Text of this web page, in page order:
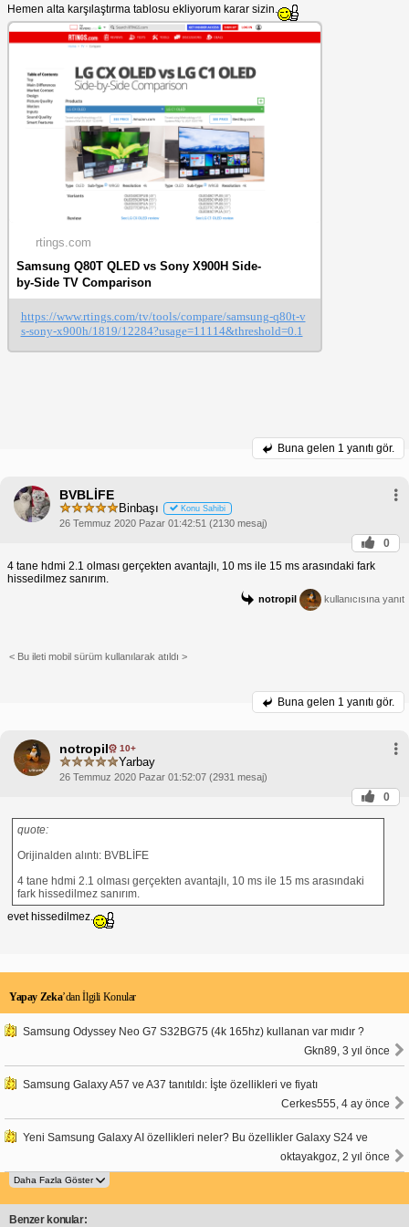
Hemen alta karşılaştırma tablosu ekliyorum karar sizin.
rtings.com
Samsung Q80T QLED vs Sony X900H Side-
by-Side TV Comparison
https://www.rtings.com/tv/tools/compare/samsung-q80t-v
s-sony-x900h/1819/12284?usage=11114&threshold=0.1
Buna gelen 1 yanıtı gör.
BVBLİFE
Binbaşı Konu Sahibi
26 Temmuz 2020 Pazar 01:42:51 (2130 mesaj)
0
4 tane hdmi 2.1 olması gerçekten avantajlı, 10 ms ile 15 ms arasındaki fark
hissedilmez sanırım.
notropil kullanıcısına yanıt
< Bu ileti mobil sürüm kullanılarak atıldı >
Buna gelen 1 yanıtı gör.
notropil 10+
Yarbay
26 Temmuz 2020 Pazar 01:52:07 (2931 mesaj)
0
quote:
Orijinalden alıntı: BVBLİFE
4 tane hdmi 2.1 olması gerçekten avantajlı, 10 ms ile 15 ms arasındaki
fark hissedilmez sanırım.
evet hissedilmez.
Yapay Zeka’dan İlgili Konular
Samsung Odyssey Neo G7 S32BG75 (4k 165hz) kullanan var mıdır ?
Gkn89, 3 yıl önce
Samsung Galaxy A57 ve A37 tanıtıldı: İşte özellikleri ve fiyatı
Cerkes555, 4 ay önce
Yeni Samsung Galaxy AI özellikleri neler? Bu özellikler Galaxy S24 ve
oktayakgoz, 2 yıl önce
Benzer konular: